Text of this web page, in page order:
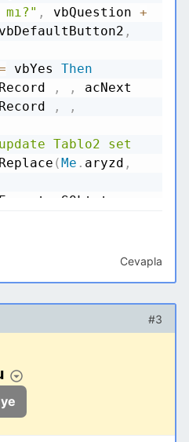
, vbQuestion +
,
vbYes Then
, ,
acNext
,
,
Tablo2 set
(Me . aryzd ,
Cevapla
#3